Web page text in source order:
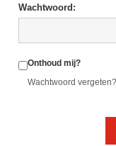
Wachtwoord:
Onthoud mij?
Wachtwoord vergeten?